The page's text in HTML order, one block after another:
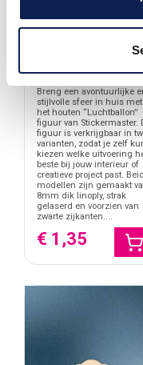
Luchtballon
Breng een avontuurlijke
stijlvolle sfeer in huis met
het houten “Luchtballon”
figuur van Stickermaster.
figuur is verkrijgbaar in
varianten, zodat je zelf
kiezen welke uitvoering
beste bij jouw interieur of
creatieve project past.
modellen zijn gemaakt
8mm dik linoply, strak
gelaserd en voorzien van
zwarte zijkanten....
€ 1,35